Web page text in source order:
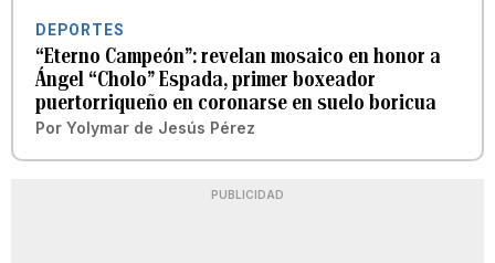
DEPORTES
“Eterno Campeón”: revelan mosaico en honor a
Ángel “Cholo” Espada, primer boxeador
puertorriqueño en coronarse en suelo boricua
Por Yolymar de Jesús Pérez
PUBLICIDAD